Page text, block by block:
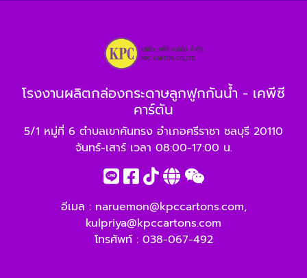
โรงงานผลิตกล่องกระดาษลูกฟูกกันน้ำ - เคพีซี
คาร์ตัน
5/1 หมู่ที่ 6 ตำบลเขาคันทรง อำเภอศรีราชา ชลบุรี 20110
จันทร์-เสาร์ เวลา 08:00-17:00 น.
อีเมล : naruemon@kpccartons.com,
kulpriya@kpccartons.com
โทรศัพท์ : 038-067-492